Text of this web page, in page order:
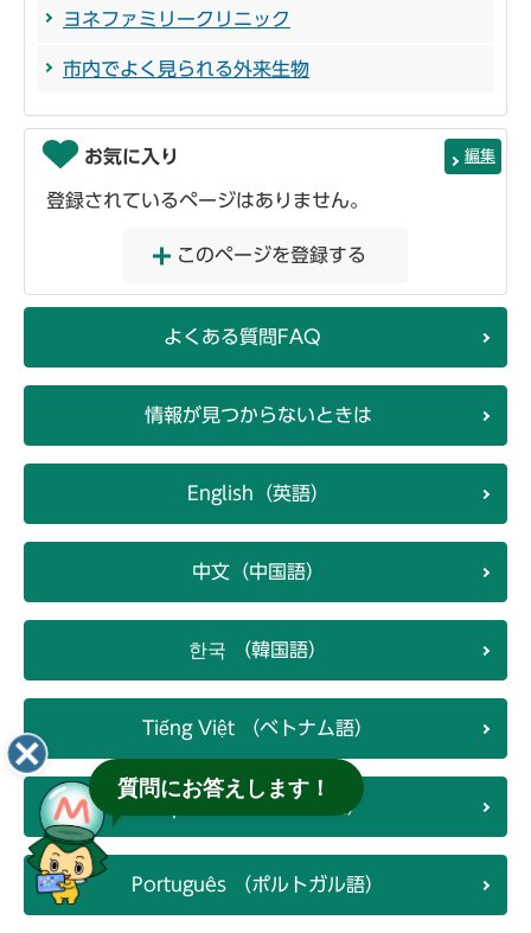
ヨネファミリークリニック
市内でよく見られる外来生物
お気に入り 編集
登録されているページはありません。
このページを登録する
よくある質問FAQ
情報が見つからないときは
English（英語）
中文（中国語）
한국 （韓国語）
Tiếng Việt （ベトナム語）
Español （スペイン語）
Português （ポルトガル語）
質問にお答えします！